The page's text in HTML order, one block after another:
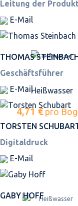
Leitung der
E-Mail
THOMAS
Geschäftsführer
E-Mail
TORSTEN
Digitaldruck
E-Mail
GABY HOFF
Heißwasser
4,71 € pro